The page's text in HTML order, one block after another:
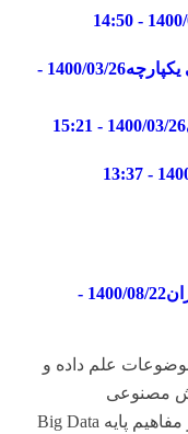
1400/
یکپارچه
1400/03/26 -
1400/03/26 - 15:21
1400/
1400/08/22 -
علم داده و
مصنوعی
رویکردهای تحلیلی کسب و کار مفاهیم پایه Big Data